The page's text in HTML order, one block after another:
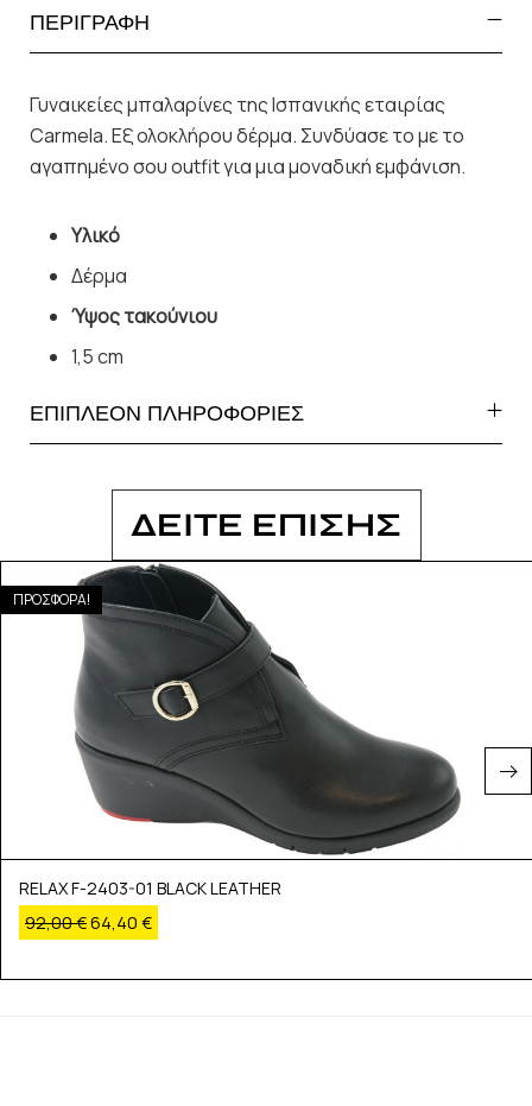
ΠΕΡΙΓΡΑΦΗ
Γυναικείες μπαλαρίνες της Ισπανικής εταιρίας
Carmela. Εξ ολοκλήρου δέρμα. Συνδύασε το με το
αγαπημένο σου outfit για μια μοναδική εμφάνιση.
Υλικό
Δέρμα
Ύψος τακούνιου
1,5 cm
ΕΠΙΠΛΕΟΝ ΠΛΗΡΟΦΟΡΙΕΣ
ΔΕΙΤΕ ΕΠΙΣΗΣ
ΠΡΟΣΦΟΡΑ!
RELAX F-2403-01 BLACK LEATHER
92,00€64,40 €